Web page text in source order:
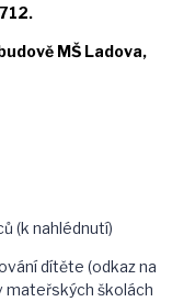
MŠ Ladova,
(k nahlédnutí)
dítěte (odkaz na
mateřských školách